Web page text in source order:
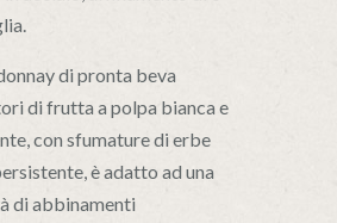
di pronta beva
di frutta a polpa bianca e
con sfumature di erbe
è adatto ad una
di abbinamenti